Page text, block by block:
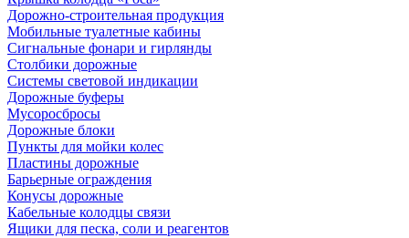
Дорожно-строительная продукция
Мобильные туалетные кабины
Сигнальные фонари и гирлянды
Столбики дорожные
Системы световой индикации
Дорожные буферы
Мусоросбросы
Дорожные блоки
Пункты для мойки колес
Пластины дорожные
Барьерные ограждения
Конусы дорожные
Кабельные колодцы связи
Ящики для песка, соли и реагентов